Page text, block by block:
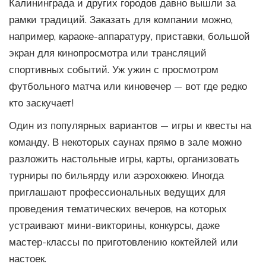
Калининграда и других городов давно вышли за
рамки традиций. Заказать для компании можно,
например, караоке-аппаратуру, приставки, большой
экран для кинопросмотра или трансляций
спортивных событий. Уж ужин с просмотром
футбольного матча или киновечер — вот где редко
кто заскучает!
Один из популярных вариантов — игры и квесты на
команду. В некоторых саунах прямо в зале можно
разложить настольные игры, карты, организовать
турниры по бильярду или аэрохоккею. Иногда
приглашают профессиональных ведущих для
проведения тематических вечеров, на которых
устраивают мини-викторины, конкурсы, даже
мастер-классы по приготовлению коктейлей или
настоек.